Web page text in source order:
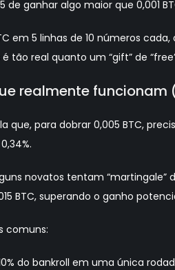
de ganhar algo maior que 0,001
em 5 linhas de 10 números
tão real quanto um “gift” de
realmente funcionam
que, para dobrar 0,005 BTC,
novatos tentam “martingale”
BTC, superando o ganho
comuns:
do bankroll em uma única